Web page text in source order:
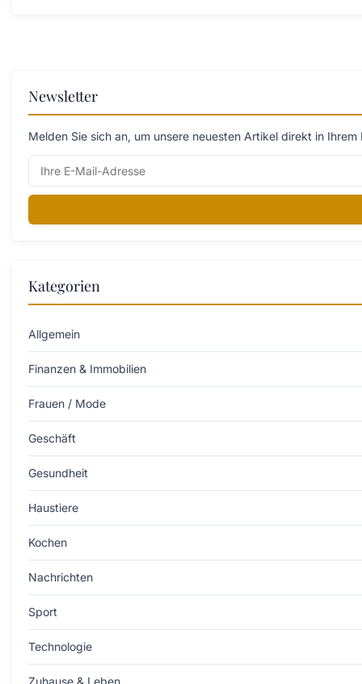
Newsletter
Melden Sie sich an, um unsere neuesten Artikel direkt in
Kategorien
Allgemein
Finanzen & Immobilien
Frauen / Mode
Geschäft
Gesundheit
Haustiere
Kochen
Nachrichten
Sport
Technologie